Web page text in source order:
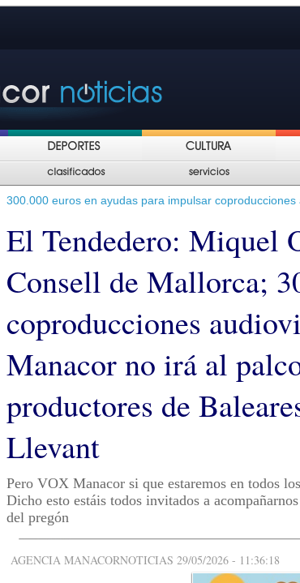
300.000 euros en ayudas para impulsar coproducciones
El Tendedero: Miquel
Consell de Mallorca;
coproducciones
Manacor no irá al
productores de
Llevant
Pero VOX Manacor si que estaremos en todos
Dicho esto estáis todos invitados a
del pregón
AGENCIA MANACORNOTICIAS 29/05/2026 - 11:36:18